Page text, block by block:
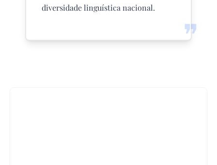
❞
diversidade linguística nacional.